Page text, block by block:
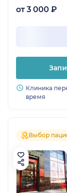
от 3 000 ₽
Клиника
время
Выбор